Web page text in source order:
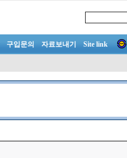
구입문의 자료보내기 Site link